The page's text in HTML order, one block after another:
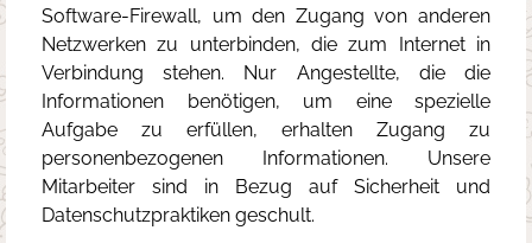
Software-Firewall, um den Zugang von anderen
Netzwerken zu unterbinden, die zum Internet in
Verbindung stehen. Nur Angestellte, die die
Informationen benötigen, um eine spezielle
Aufgabe zu erfüllen, erhalten Zugang zu
personenbezogenen Informationen. Unsere
Mitarbeiter sind in Bezug auf Sicherheit und
Datenschutzpraktiken geschult.